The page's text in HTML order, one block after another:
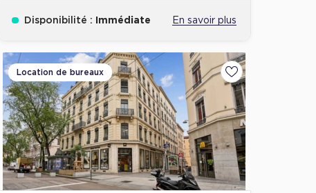
Disponibilité : Immédiate En savoir plus
favoris
Location de bureaux
Ajouter aux favoris